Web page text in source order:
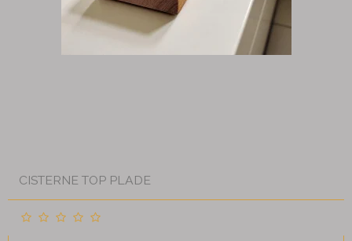
CISTERNE TOP PLADE